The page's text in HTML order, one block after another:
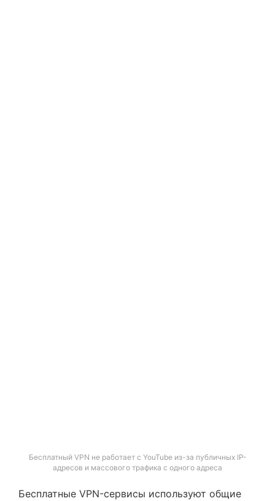
Бесплатный VPN не работает с YouTube из-за публичных IP-
адресов и массового трафика с одного адреса
Бесплатные VPN-сервисы используют общие